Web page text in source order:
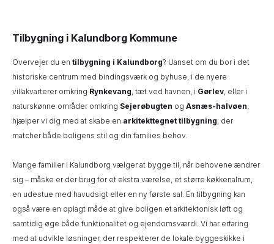
Tilbygning i Kalundborg Kommune
Overvejer du en tilbygning i Kalundborg? Uanset om du bor i det
historiske centrum med bindingsværk og byhuse, i de nyere
villakvarterer omkring Rynkevang, tæt ved havnen, i Gørlev, eller i
naturskønne områder omkring Sejerøbugten og Asnæs-halvøen,
hjælper vi dig med at skabe en arkitekttegnet tilbygning, der
matcher både boligens stil og din families behov.
Mange familier i Kalundborg vælger at bygge til, når behovene ændrer
sig – måske er der brug for et ekstra værelse, et større køkkenalrum,
en udestue med havudsigt eller en ny første sal. En tilbygning kan
også være en oplagt måde at give boligen et arkitektonisk løft og
samtidig øge både funktionalitet og ejendomsværdi. Vi har erfaring
med at udvikle løsninger, der respekterer de lokale byggeskikke i